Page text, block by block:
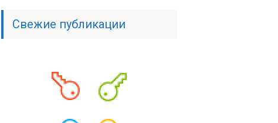
Свежие публикации